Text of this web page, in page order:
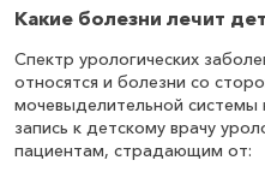
Какие болезни лечит
Спектр урологических
относятся и болезни со
мочевыделительной
запись к детскому врачу
пациентам, страдающим от: